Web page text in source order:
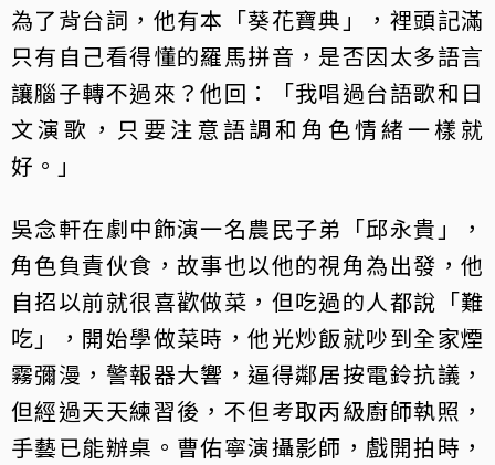
為了背台詞，他有本「葵花寶典」，裡頭記滿
只有自己看得懂的羅馬拼音，是否因太多語言
讓腦子轉不過來？他回：「我唱過台語歌和日
文演歌，只要注意語調和角色情緒一樣就
好。」
吳念軒在劇中飾演一名農民子弟「邱永貴」，
角色負責伙食，故事也以他的視角為出發，他
自招以前就很喜歡做菜，但吃過的人都說「難
吃」，開始學做菜時，他光炒飯就吵到全家煙
霧彌漫，警報器大響，逼得鄰居按電鈴抗議，
但經過天天練習後，不但考取丙級廚師執照，
手藝已能辦桌。曹佑寧演攝影師，戲開拍時，